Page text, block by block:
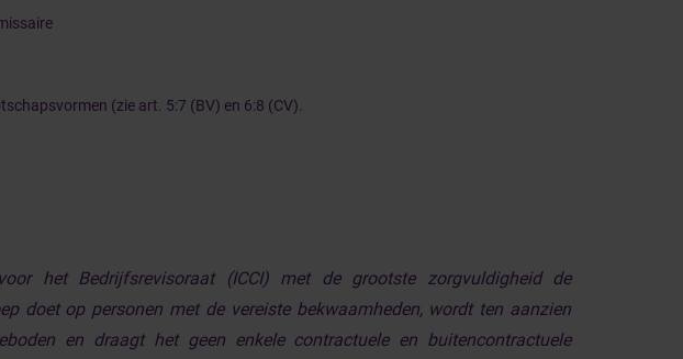
(zie art. 5:7 (BV) en 6:8 (CV).
het Bedrijfsrevisoraat (ICCI) met de grootste zorgvuldigheid de
doet op personen met de vereiste bekwaamheden, wordt ten aanzien
en draagt het geen enkele contractuele en buitencontractuele